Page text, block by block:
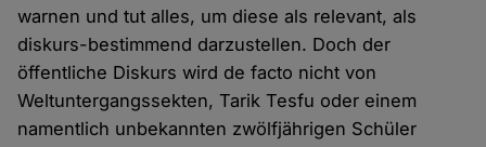
warnen und tut alles, um diese als relevant, als
diskurs-bestimmend darzustellen. Doch der
öffentliche Diskurs wird de facto nicht von
Weltuntergangssekten, Tarik Tesfu oder einem
namentlich unbekannten zwölfjährigen Schüler